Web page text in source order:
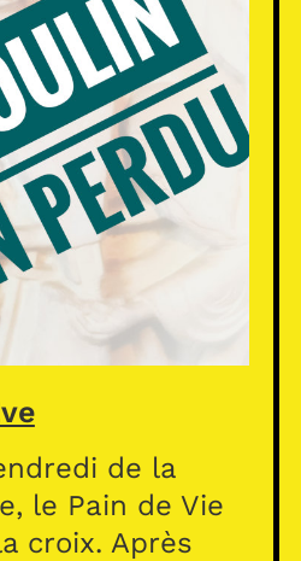
de la
le Pain de Vie
croix. Après